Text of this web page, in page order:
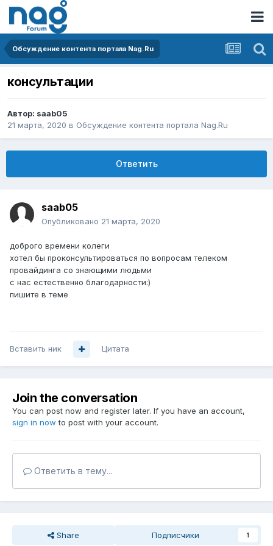
Обсуждение контента портала Nag.Ru
консультации
Автор: saab05
21 марта, 2020 в Обсуждение контента портала Nag.Ru
Ответить
saab05
Опубликовано 21 марта, 2020
доброго времени колеги
хотел бы проконсультироваться по вопросам телеком
провайдинга со знающими людьми
с нас естественно благодарности:)
пишите в теме
Вставить ник Цитата
Join the conversation
You can post now and register later. If you have an account,
sign in now to post with your account.
Ответить в тему...
Share Подписчики 1